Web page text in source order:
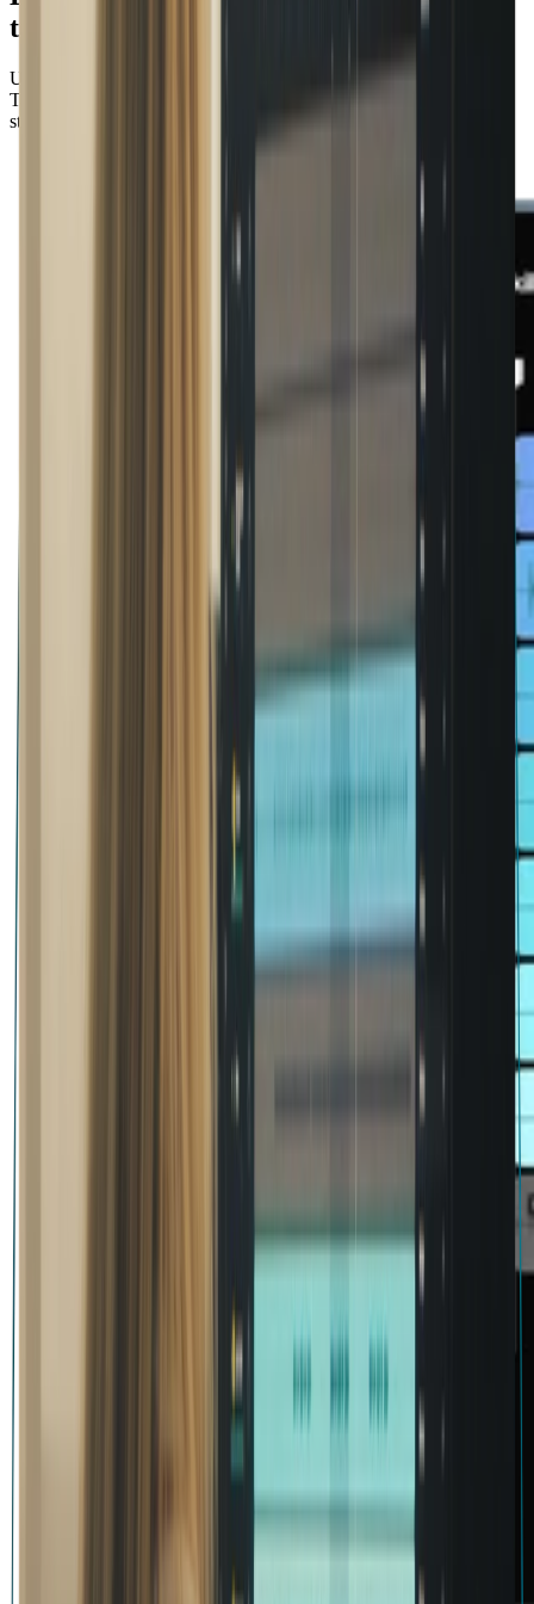
tu sois
Une expérience optimale pour répéter et créer.
Ta bibliothèque privée accessible depuis n’importe quel appareil et
stockée en toute sécurité dans le nuage.